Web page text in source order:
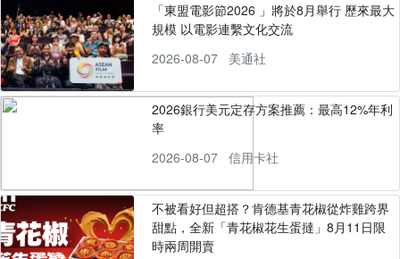
「東盟電影節2026 」將於8月舉行 歷來最大
規模 以電影連繫文化交流
2026-08-07
美通社
2026銀行美元定存方案推薦：最高12%年利
率
2026-08-07
信用卡社
不被看好但超搭？肯德基青花椒從炸雞跨界
甜點，全新「青花椒花生蛋撻」8月11日限
時兩周開賣